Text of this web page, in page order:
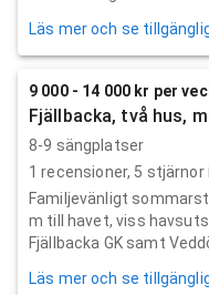
Läs mer och se
9 000 - 14 000 kr per
Fjällbacka, två hus,
8-9 sängplatser
1 recensioner, 5 stjärnor
Familjevänligt
m till havet, viss
Fjällbacka GK samt Veddö
Läs mer och se